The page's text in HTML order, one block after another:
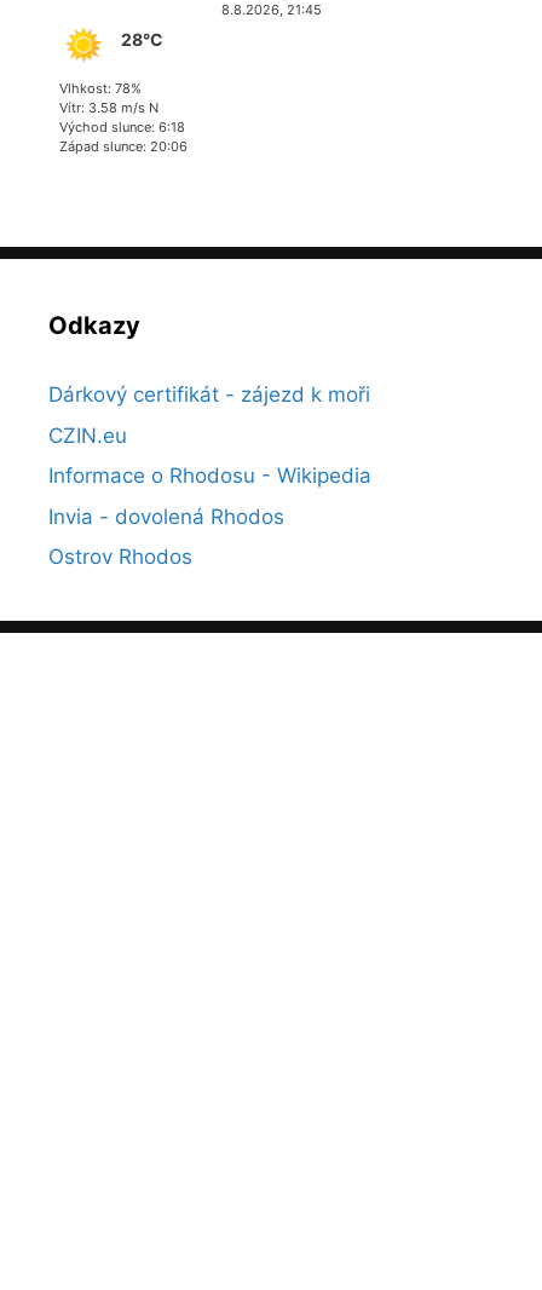
8.8.2026, 21:45
28°C
Vlhkost: 78%
Vítr: 3.58 m/s N
Východ slunce: 6:18
Západ slunce: 20:06
Odkazy
Dárkový certifikát - zájezd k moři
CZIN.eu
Informace o Rhodosu - Wikipedia
Invia - dovolená Rhodos
Ostrov Rhodos